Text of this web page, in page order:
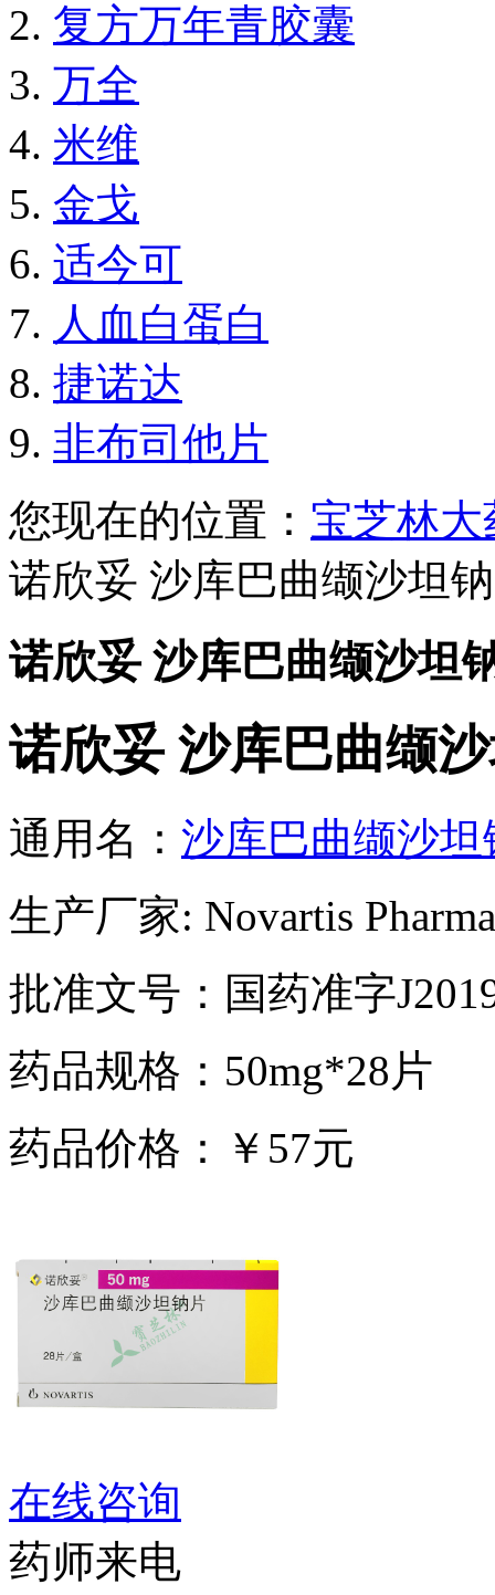
复方万年青胶囊
万全
米维
金戈
适今可
人血白蛋白
捷诺达
非布司他片
您现在的位置： 宝芝林大
诺欣妥 沙库巴曲缬沙坦
诺欣妥 沙库巴曲缬沙坦
诺欣妥 沙库巴曲缬
通用名： 沙库巴曲缬沙坦
生产厂家: Novartis
批准文号：国药准字
药品规格：50mg*28片
药品价格：￥57元
在线咨询
药师来电